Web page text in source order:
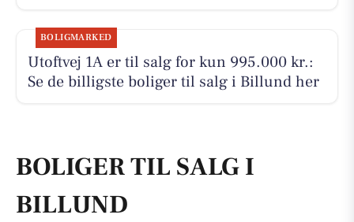
BOLIGMARKED
Utoftvej 1A er til salg for kun 995.000 kr.:
Se de billigste boliger til salg i Billund her
BOLIGER TIL SALG I
BILLUND